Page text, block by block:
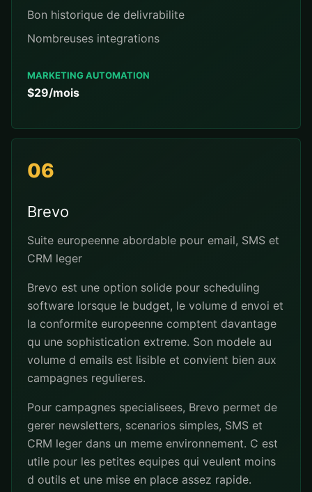
Bon historique de delivrabilite
Nombreuses integrations
MARKETING AUTOMATION
$29/mois
06
Brevo
Suite europeenne abordable pour email, SMS et
CRM leger
Brevo est une option solide pour scheduling
software lorsque le budget, le volume d envoi et
la conformite europeenne comptent davantage
qu une sophistication extreme. Son modele au
volume d emails est lisible et convient bien aux
campagnes regulieres.
Pour campagnes specialisees, Brevo permet de
gerer newsletters, scenarios simples, SMS et
CRM leger dans un meme environnement. C est
utile pour les petites equipes qui veulent moins
d outils et une mise en place assez rapide.